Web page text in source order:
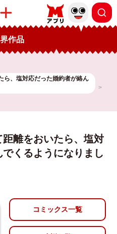
作品
ら、塩対応だった婚約者が絡ん
離をおいたら、塩対
くるようになりまし
コミックス一覧